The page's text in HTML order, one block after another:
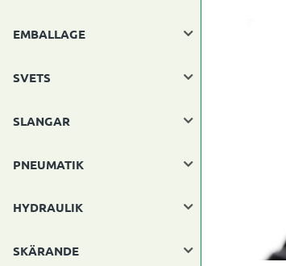
EMBALLAGE
SVETS
SLANGAR
PNEUMATIK
HYDRAULIK
SKÄRANDE